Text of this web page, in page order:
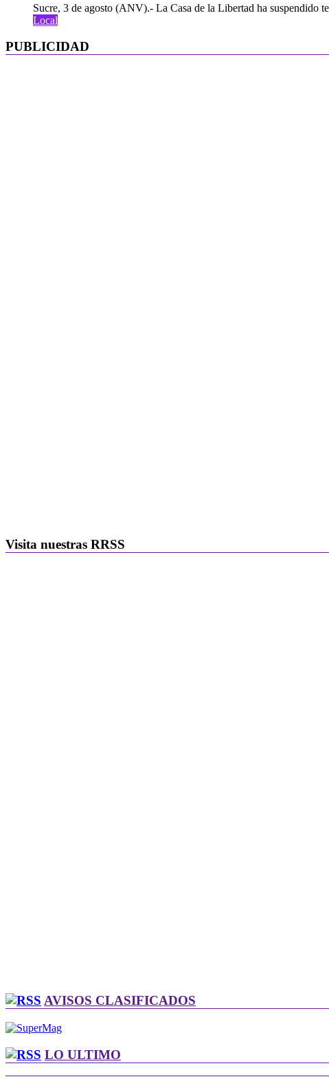
Sucre, 3 de agosto (ANV).- La Casa de la Libertad ha suspendido
Local
PUBLICIDAD
Visita nuestras RRSS
AVISOS CLASIFICADOS
LO ULTIMO